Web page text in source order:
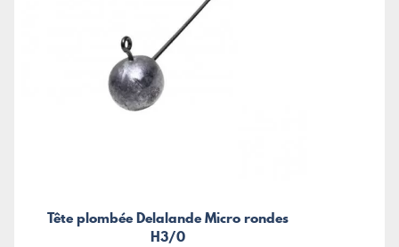
Tête plombée Delalande Micro rondes
H3/0